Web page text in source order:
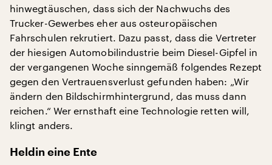
hinwegtäuschen, dass sich der Nachwuchs des
Trucker-Gewerbes eher aus osteuropäischen
Fahrschulen rekrutiert. Dazu passt, dass die Vertreter
der hiesigen Automobilindustrie beim Diesel-Gipfel in
der vergangenen Woche sinngemäß folgendes Rezept
gegen den Vertrauensverlust gefunden haben: „Wir
ändern den Bildschirmhintergrund, das muss dann
reichen.“ Wer ernsthaft eine Technologie retten will,
klingt anders.
Heldin eine Ente